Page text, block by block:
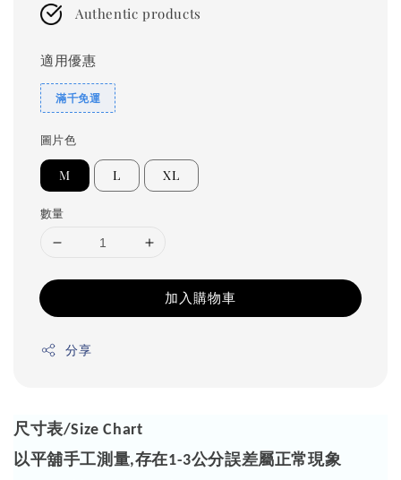
Authentic products
適用優惠
滿千免運
圖片色
M L XL
數量
加入購物車
分享
尺寸表/Size Chart
以平舖手工測量,存在1-3公分誤差屬正常現象